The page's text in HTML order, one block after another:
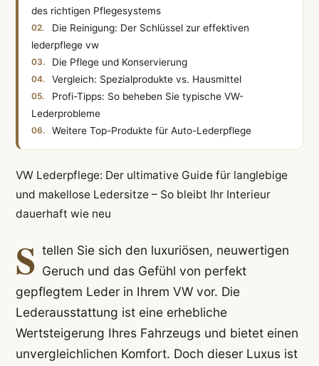
des richtigen Pflegesystems
Die Reinigung: Der Schlüssel zur effektiven
lederpflege vw
Die Pflege und Konservierung
Vergleich: Spezialprodukte vs. Hausmittel
Profi-Tipps: So beheben Sie typische VW-
Lederprobleme
Weitere Top-Produkte für Auto-Lederpflege
VW Lederpflege: Der ultimative Guide für langlebige
und makellose Ledersitze – So bleibt Ihr Interieur
dauerhaft wie neu
S tellen Sie sich den luxuriösen, neuwertigen
Geruch und das Gefühl von perfekt
gepflegtem Leder in Ihrem VW vor. Die
Lederausstattung ist eine erhebliche
Wertsteigerung Ihres Fahrzeugs und bietet einen
unvergleichlichen Komfort. Doch dieser Luxus ist